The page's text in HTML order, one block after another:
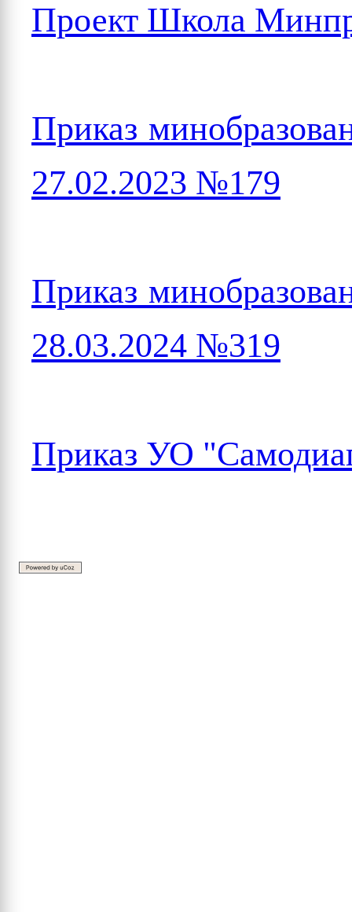
Проект Школа
Приказ
27.02.2023 №179
Приказ
28.03.2024 №319
Приказ УО